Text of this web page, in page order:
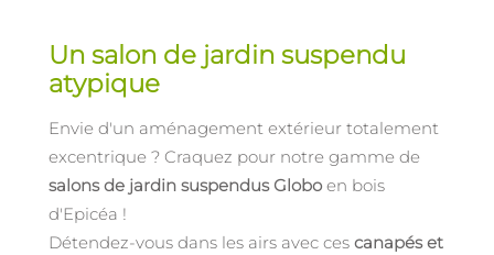
Un salon de jardin suspendu
atypique
Envie d'un aménagement extérieur totalement
excentrique ? Craquez pour notre gamme de
salons de jardin suspendus Globo en bois
d'Epicéa !
Détendez-vous dans les airs avec ces canapés et